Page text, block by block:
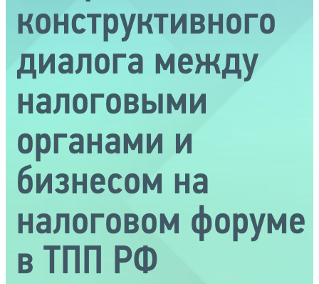
конструктивного
диалога между
налоговыми
органами и
бизнесом на
налоговом форуме
в ТПП РФ